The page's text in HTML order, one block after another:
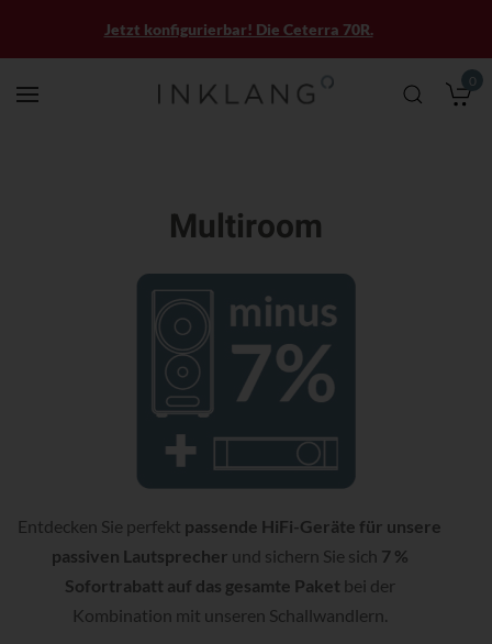
0
Jetzt konfigurierbar! Die Ceterra 70R.
Multiroom
Entdecken Sie perfekt passende HiFi-Geräte für unsere
passiven Lautsprecher und sichern Sie sich 7 %
Sofortrabatt auf das gesamte Paket bei der
Kombination mit unseren Schallwandlern.